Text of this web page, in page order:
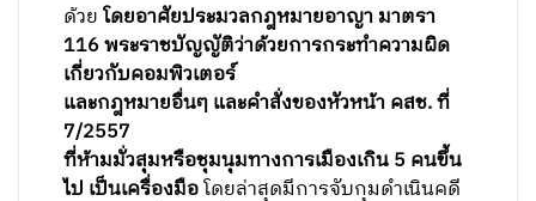
ด้วยโดยอาศัยประมวลกฎหมายอาญา มาตรา
116 พระราชบัญญัติว่าด้วยการกระทำความผิด
เกี่ยวกับคอมพิวเตอร์
และกฎหมายอื่นๆ และคำสั่งของหัวหน้า คสช. ที่
7/2557
ที่ห้ามมั่วสุมหรือชุมนุมทางการเมืองเกิน 5 คนขึ้น
ไป เป็นเครื่องมือโดยล่าสุดมีการจับกุมดำเนินคดี